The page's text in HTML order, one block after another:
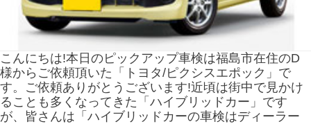
こんにちは!本日のピックアップ車検は福島市在住のD
様からご依頼頂いた「トヨタ/ピクシスエポック」で
す。ご依頼ありがとうございます!近頃は街中で見かけ
ることも多くなってきた「ハイブリッドカー」です
が、皆さんは「ハイブリッドカーの車検はディーラー